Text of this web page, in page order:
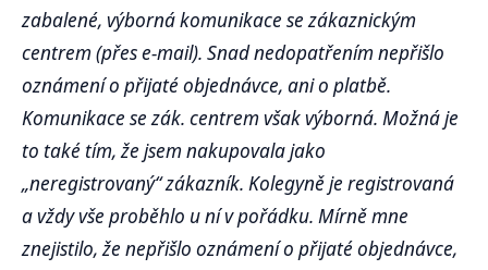
zabalené, výborná komunikace se zákaznickým
centrem (přes e-mail). Snad nedopatřením nepřišlo
oznámení o přijaté objednávce, ani o platbě.
Komunikace se zák. centrem však výborná. Možná je
to také tím, že jsem nakupovala jako
„neregistrovaný“ zákazník. Kolegyně je registrovaná
a vždy vše proběhlo u ní v pořádku. Mírně mne
znejistilo, že nepřišlo oznámení o přijaté objednávce,